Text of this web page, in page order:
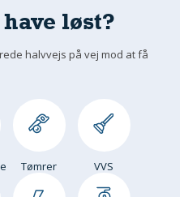
løst?
halvvejs på vej mod at få
Tømrer VVS